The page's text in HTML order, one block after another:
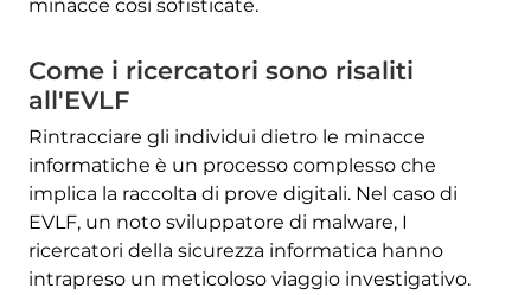
minacce così sofisticate.
Come i ricercatori sono risaliti
all'EVLF
Rintracciare gli individui dietro le minacce
informatiche è un processo complesso che
implica la raccolta di prove digitali. Nel caso di
EVLF, un noto sviluppatore di malware, I
ricercatori della sicurezza informatica hanno
intrapreso un meticoloso viaggio investigativo.